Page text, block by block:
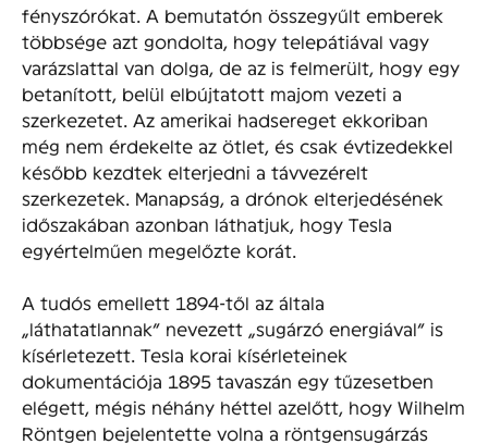
fényszórókat. A bemutatón összegyűlt emberek
többsége azt gondolta, hogy telepátiával vagy
varázslattal van dolga, de az is felmerült, hogy egy
betanított, belül elbújtatott majom vezeti a
szerkezetet. Az amerikai hadsereget ekkoriban
még nem érdekelte az ötlet, és csak évtizedekkel
később kezdtek elterjedni a távvezérelt
szerkezetek. Manapság, a drónok elterjedésének
időszakában azonban láthatjuk, hogy Tesla
egyértelműen megelőzte korát.
A tudós emellett 1894-től az általa
„láthatatlannak” nevezett „sugárzó energiával” is
kísérletezett. Tesla korai kísérleteinek
dokumentációja 1895 tavaszán egy tűzesetben
elégett, mégis néhány héttel azelőtt, hogy Wilhelm
Röntgen bejelentette volna a röntgensugárzás